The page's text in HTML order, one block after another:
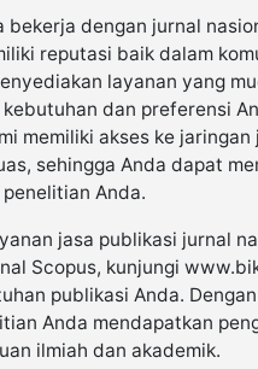
bekerja dengan jurnal
reputasi baik dalam
layanan yang
dan preferensi
memiliki akses ke
sehingga Anda dapat
Anda.
jasa publikasi jurnal
Scopus, kunjungi
publikasi Anda.
Anda mendapatkan
ilmiah dan akademik.